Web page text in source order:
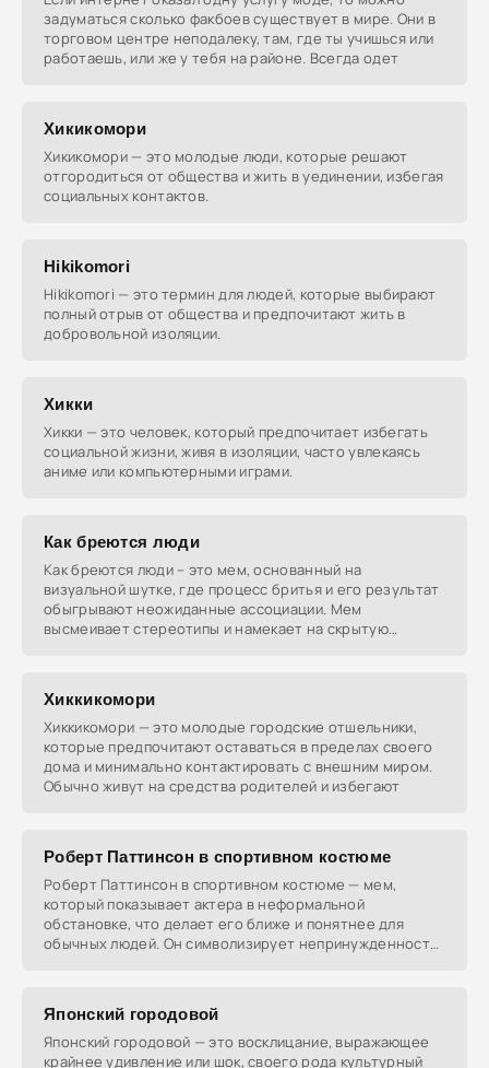
задуматься сколько факбоев существует в мире. Они в
торговом центре неподалеку, там, где ты учишься или
работаешь, или же у тебя на районе. Всегда одет
Хикикомори
Хикикомори — это молодые люди, которые решают
отгородиться от общества и жить в уединении, избегая
социальных контактов.
Hikikomori
Hikikomori — это термин для людей, которые выбирают
полный отрыв от общества и предпочитают жить в
добровольной изоляции.
Хикки
Хикки — это человек, который предпочитает избегать
социальной жизни, живя в изоляции, часто увлекаясь
аниме или компьютерными играми.
Как бреются люди
Как бреются люди – это мем, основанный на
визуальной шутке, где процесс бритья и его результат
обыгрывают неожиданные ассоциации. Мем
высмеивает стереотипы и намекает на скрытую
Хиккикомори
Хиккикомори — это молодые городские отшельники,
которые предпочитают оставаться в пределах своего
дома и минимально контактировать с внешним миром.
Обычно живут на средства родителей и избегают
Роберт Паттинсон в спортивном костюме
Роберт Паттинсон в спортивном костюме — мем,
который показывает актера в неформальной
обстановке, что делает его ближе и понятнее для
обычных людей. Он символизирует непринужденность
Японский городовой
Японский городовой — это восклицание, выражающее
крайнее удивление или шок, своего рода культурный